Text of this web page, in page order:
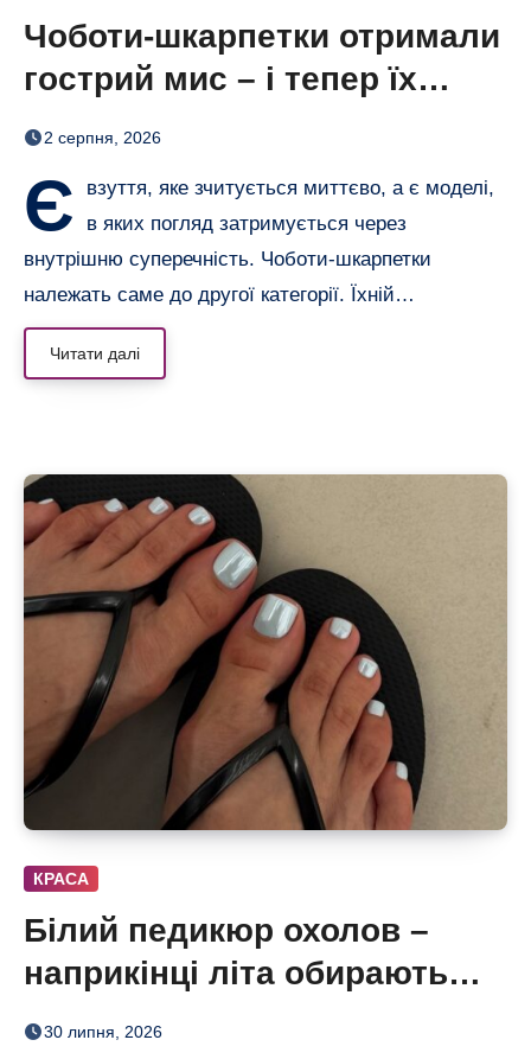
Чоботи-шкарпетки отримали
гострий мис – і тепер їх
хочеться роздивлятися
2 серпня, 2026
Є
взуття, яке зчитується миттєво, а є моделі,
в яких погляд затримується через
внутрішню суперечність. Чоботи-шкарпетки
належать саме до другої категорії. Їхній…
Читати далі
КРАСА
Білий педикюр охолов –
наприкінці літа обирають
сіро-блакитний
30 липня, 2026